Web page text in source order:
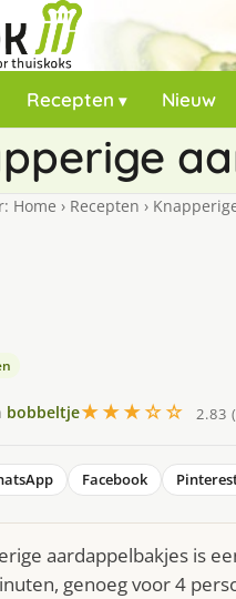
Recepten Nieuw
Home › Recepten ›
bobbeltje★★★☆☆ 2.83
Facebook
aardappelbakjes is
genoeg voor 4